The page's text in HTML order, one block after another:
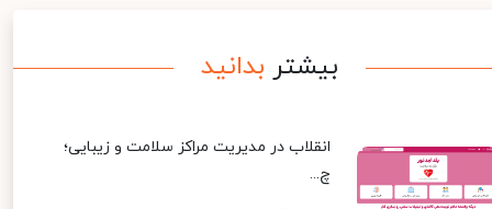
بیشتر بدانید
انقلاب در مدیریت مراکز سلامت و زیبایی؛
چ...